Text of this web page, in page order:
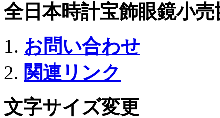
全日本時計宝飾眼鏡小
お問い合わせ
関連リンク
文字サイズ変更